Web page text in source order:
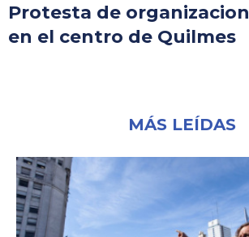
Protesta de
en el centro de Quilmes
MÁS LEÍDAS